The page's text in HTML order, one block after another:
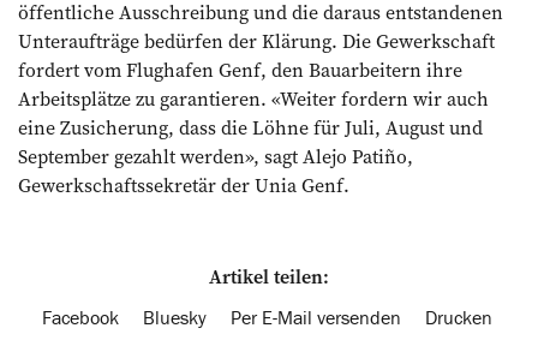
öffentliche Ausschreibung und die daraus entstandenen
Unteraufträge bedürfen der Klärung. Die Gewerkschaft
fordert vom Flughafen Genf, den Bauarbeitern ihre
Arbeitsplätze zu garantieren. «Weiter fordern wir auch
eine Zusicherung, dass die Löhne für Juli, August und
September gezahlt werden», sagt Alejo Patiño,
Gewerkschaftssekretär der Unia Genf.
Artikel teilen:
Facebook Bluesky Per E-Mail versenden Drucken